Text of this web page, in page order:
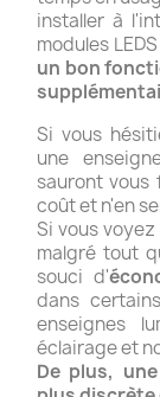
installer à
modules
un bon
Si vous
une
sauront vous
coût et n'en
Si vous
malgré tout
souci d'
dans
enseignes
éclairage et
De plus,